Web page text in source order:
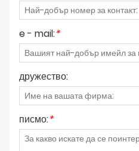
e - mail:*
дружество:
писмо:*